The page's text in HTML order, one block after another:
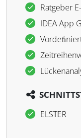
Ratgeber
IDEA App
ELSTER